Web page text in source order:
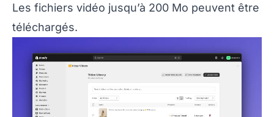
Les fichiers vidéo jusqu’à 200 Mo peuvent être
téléchargés.